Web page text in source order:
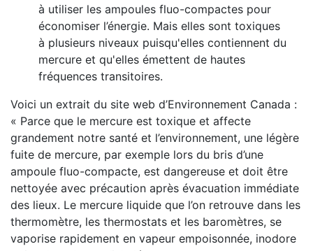
à utiliser les ampoules fluo-compactes pour
économiser l’énergie. Mais elles sont toxiques
à plusieurs niveaux puisqu'elles contiennent du
mercure et qu'elles émettent de hautes
fréquences transitoires.
Voici un extrait du site web d’Environnement Canada :
« Parce que le mercure est toxique et affecte
grandement notre santé et l’environnement, une légère
fuite de mercure, par exemple lors du bris d’une
ampoule fluo-compacte, est dangereuse et doit être
nettoyée avec précaution après évacuation immédiate
des lieux. Le mercure liquide que l’on retrouve dans les
thermomètre, les thermostats et les baromètres, se
vaporise rapidement en vapeur empoisonnée, inodore